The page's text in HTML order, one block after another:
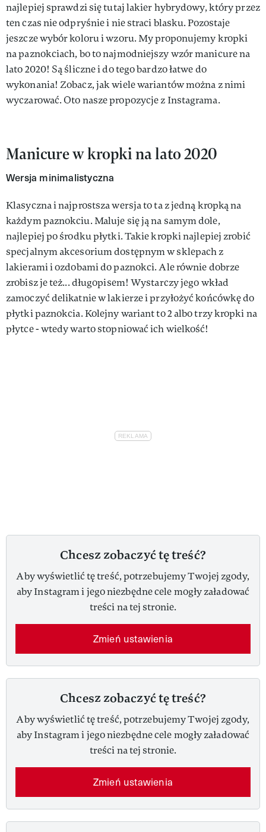
najlepiej sprawdzi się tutaj lakier hybrydowy, który przez
ten czas nie odpryśnie i nie straci blasku. Pozostaje
jeszcze wybór koloru i wzoru. My proponujemy kropki
na paznokciach, bo to najmodniejszy wzór manicure na
lato 2020! Są śliczne i do tego bardzo łatwe do
wykonania! Zobacz, jak wiele wariantów można z nimi
wyczarować. Oto nasze propozycje z Instagrama.
Manicure w kropki na lato 2020
Wersja minimalistyczna
Klasyczna i najprostsza wersja to ta z jedną kropką na
każdym paznokciu. Maluje się ją na samym dole,
najlepiej po środku płytki. Takie kropki najlepiej zrobić
specjalnym akcesorium dostępnym w sklepach z
lakierami i ozdobami do paznokci. Ale równie dobrze
zrobisz je też... długopisem! Wystarczy jego wkład
zamoczyć delikatnie w lakierze i przyłożyć końcówkę do
płytki paznokcia. Kolejny wariant to 2 albo trzy kropki na
płytce - wtedy warto stopniować ich wielkość!
Chcesz zobaczyć tę treść?
Aby wyświetlić tę treść, potrzebujemy Twojej zgody,
aby Instagram i jego niezbędne cele mogły załadować
treści na tej stronie.
Zmień ustawienia
Chcesz zobaczyć tę treść?
Aby wyświetlić tę treść, potrzebujemy Twojej zgody,
aby Instagram i jego niezbędne cele mogły załadować
treści na tej stronie.
Zmień ustawienia